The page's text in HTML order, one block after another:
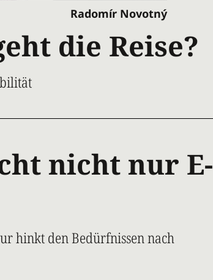
Radomír Novotný
die Reise?
nicht nur E-
hinkt den Bedürfnissen nach